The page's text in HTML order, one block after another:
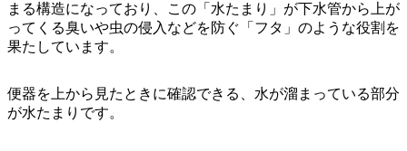
まる構造になっており、この「水たまり」が下水管から上が
ってくる臭いや虫の侵入などを防ぐ「フタ」のような役割を
果たしています。
便器を上から見たときに確認できる、水が溜まっている部分
が水たまりです。